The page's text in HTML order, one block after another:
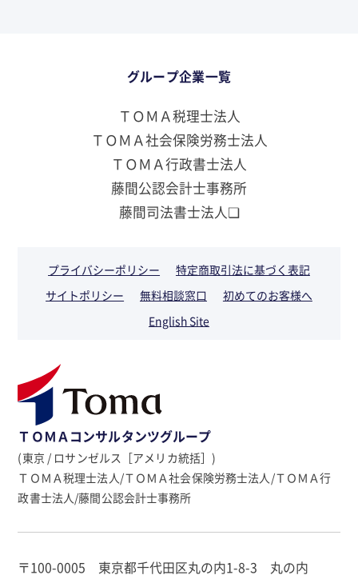
グループ企業一覧
ＴＯＭＡ税理士法人
ＴＯＭＡ社会保険労務士法人
ＴＯＭＡ行政書士法人
藤間公認会計士事務所
藤間司法書士法人❏
プライバシーポリシー
特定商取引法に基づく表記
サイトポリシー
無料相談窓口
初めてのお客様へ
English Site
ＴＯＭＡコンサルタンツグループ
(東京 / ロサンゼルス［アメリカ統括］)
ＴＯＭＡ税理士法人/ＴＯＭＡ社会保険労務士法人/ＴＯＭＡ行
政書士法人/藤間公認会計士事務所
〒100-0005 東京都千代田区丸の内1-8-3 丸の内